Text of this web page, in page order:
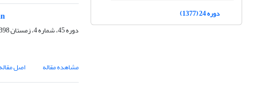
دوره 45، شماره 4، زمستان 1398، صفحه
مشاهده مقاله
اصل مقاله
دوره 24 (1377)